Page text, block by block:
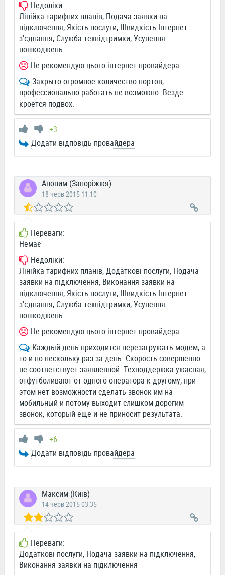
Недоліки:
Лінійка тарифних планів, Подача заявки на
підключення, Якість послуги, Швидкість Інтернет
з'єднання, Служба техпідтримки, Усунення
пошкоджень
Не рекомендую цього інтернет-провайдера
Закрыто огромное количество портов,
профессионально работать не возможно. Везде
кроется подвох.
+3
Додати відповідь провайдера
Аноним (Запоріжжя)
18 черв 2015 11:10
Переваги:
Немає
Недоліки:
Лінійка тарифних планів, Додаткові послуги, Подача
заявки на підключення, Виконання заявки на
підключення, Якість послуги, Швидкість Інтернет
з'єднання, Служба техпідтримки, Усунення
пошкоджень
Не рекомендую цього інтернет-провайдера
Каждый день приходится перезагружать модем, а
то и по нескольку раз за день. Скорость совершенно
не соответствует заявленной. Техподдержка ужасная,
отфутболивают от одного оператора к другому, при
этом нет возможности сделать звонок им на
мобильный и потому выходит слишком дорогим
звонок, который еще и не приносит результата.
+6
Додати відповідь провайдера
Максим (Київ)
14 черв 2015 03:35
Переваги:
Додаткові послуги, Подача заявки на підключення,
Виконання заявки на підключення